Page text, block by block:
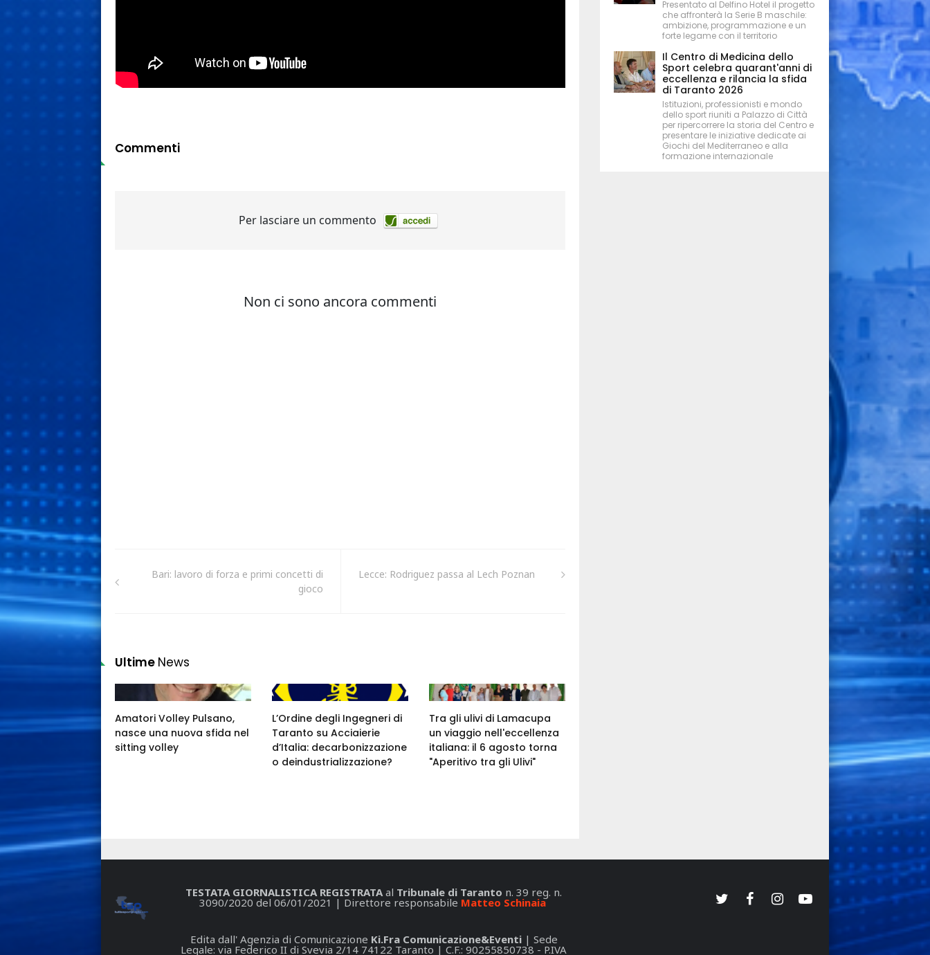
Commenti
Bari: lavoro di forza e primi concetti di
gioco
Lecce: Rodriguez passa al Lech Poznan
Ultime News
Amatori Volley Pulsano,
nasce una nuova sfida nel
sitting volley
L’Ordine degli Ingegneri di
Taranto su Acciaierie
d’Italia: decarbonizzazione
o deindustrializzazione?
Tra gli ulivi di Lamacupa
un viaggio nell'eccellenza
italiana: il 6 agosto torna
"Aperitivo tra gli Ulivi"
Presentato al Delfino Hotel il progetto
che affronterà la Serie B maschile:
ambizione, programmazione e un
forte legame con il territorio
Il Centro di Medicina dello
Sport celebra quarant'anni di
eccellenza e rilancia la sfida
di Taranto 2026
Istituzioni, professionisti e mondo
dello sport riuniti a Palazzo di Città
per ripercorrere la storia del Centro e
presentare le iniziative dedicate ai
Giochi del Mediterraneo e alla
formazione internazionale
TESTATA GIORNALISTICA REGISTRATA al Tribunale di Taranto n. 39 reg. n.
3090/2020 del 06/01/2021 | Direttore responsabile Matteo Schinaia
Edita dall' Agenzia di Comunicazione Ki.Fra Comunicazione&Eventi| Sede
Legale: via Federico II di Svevia 2/14 74122 Taranto | C.F.: 90255850738 - P.IVA